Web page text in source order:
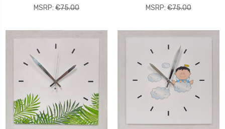
MSRP: €75.00
MSRP: €75.00